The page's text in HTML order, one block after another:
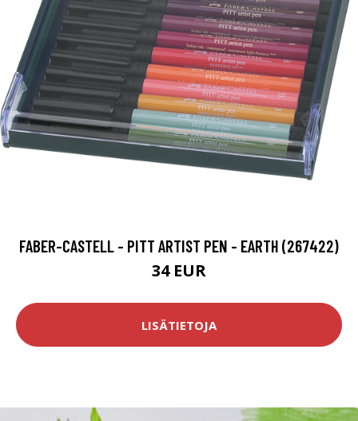
FABER-CASTELL - PITT ARTIST PEN - EARTH (267422)
34 EUR
LISÄTIETOJA